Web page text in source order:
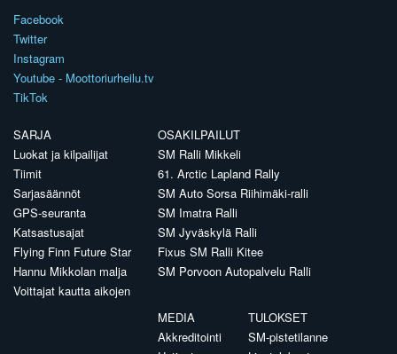
Facebook
Twitter
Instagram
Youtube - Moottoriurheilu.tv
TikTok
SARJA
Luokat ja kilpailijat
Tiimit
Sarjasäännöt
GPS-seuranta
Katsastusajat
Flying Finn Future Star
Hannu Mikkolan malja
Voittajat kautta aikojen
OSAKILPAILUT
SM Ralli Mikkeli
61. Arctic Lapland Rally
SM Auto Sorsa Riihimäki-ralli
SM Imatra Ralli
SM Jyväskylä Ralli
Fixus SM Ralli Kitee
SM Porvoon Autopalvelu Ralli
MEDIA
Akkreditointi
TULOKSET
SM-pistetilanne